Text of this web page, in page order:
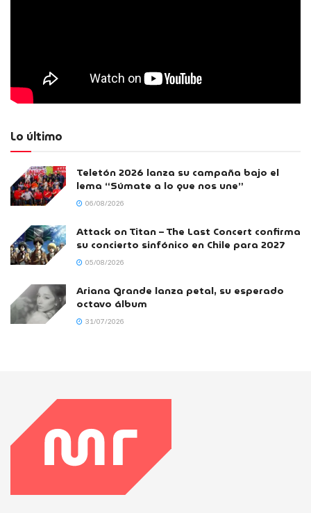
Lo último
Teletón 2026 lanza su campaña bajo el
lema “Súmate a lo que nos une”
06/08/2026
Attack on Titan – The Last Concert confirma
su concierto sinfónico en Chile para 2027
05/08/2026
Ariana Grande lanza petal, su esperado
octavo álbum
31/07/2026